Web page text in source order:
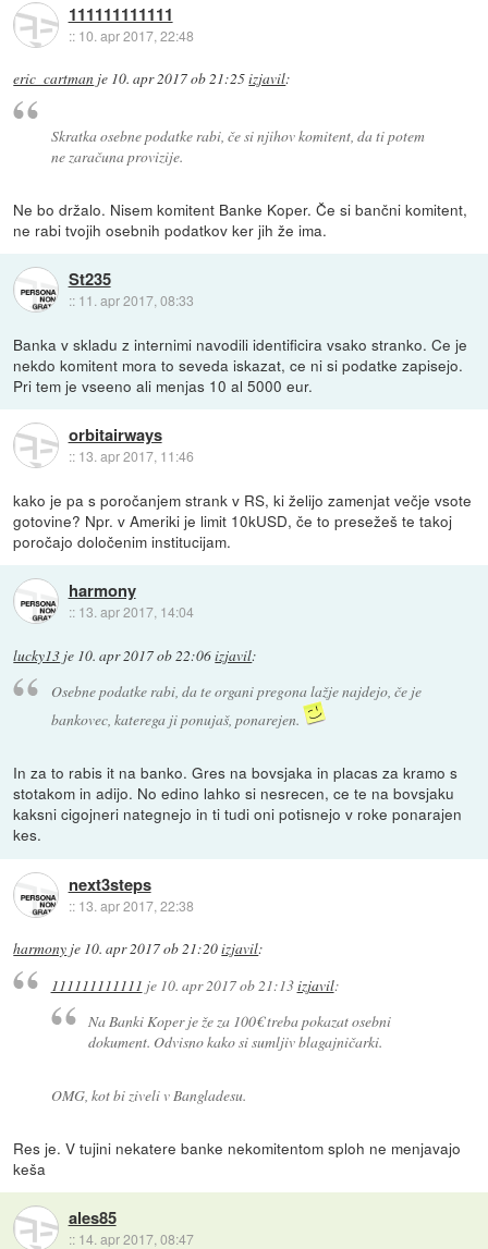
111111111111
:: 10. apr 2017, 22:48
eric_cartman je 10. apr 2017 ob 21:25izjavil:
Skratka osebne podatke rabi, če si njihov komitent, da ti potem
ne zaračuna provizije.
Ne bo držalo. Nisem komitent Banke Koper. Če si bančni komitent,
ne rabi tvojih osebnih podatkov ker jih že ima.
St235
:: 11. apr 2017, 08:33
Banka v skladu z internimi navodili identificira vsako stranko. Ce je
nekdo komitent mora to seveda iskazat, ce ni si podatke zapisejo.
Pri tem je vseeno ali menjas 10 al 5000 eur.
orbitairways
:: 13. apr 2017, 11:46
kako je pa s poročanjem strank v RS, ki želijo zamenjat večje vsote
gotovine? Npr. v Ameriki je limit 10kUSD, če to presežeš te takoj
poročajo določenim institucijam.
harmony
:: 13. apr 2017, 14:04
lucky13 je 10. apr 2017 ob 22:06izjavil:
Osebne podatke rabi, da te organi pregona lažje najdejo, če je
bankovec, katerega ji ponujaš, ponarejen.
In za to rabis it na banko. Gres na bovsjaka in placas za kramo s
stotakom in adijo. No edino lahko si nesrecen, ce te na bovsjaku
kaksni cigojneri nategnejo in ti tudi oni potisnejo v roke ponarajen
kes.
next3steps
:: 13. apr 2017, 22:38
harmony je 10. apr 2017 ob 21:20izjavil:
111111111111 je 10. apr 2017 ob 21:13izjavil:
Na Banki Koper je že za 100€ treba pokazat osebni
dokument. Odvisno kako si sumljiv blagajničarki.
OMG, kot bi ziveli v Bangladesu.
Res je. V tujini nekatere banke nekomitentom sploh ne menjavajo
keša
ales85
:: 14. apr 2017, 08:47